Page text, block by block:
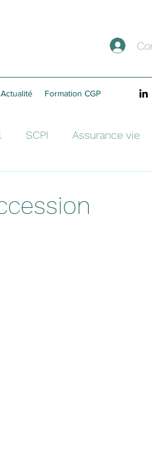
Actualité Formation CGP
SCPI Assurance vie